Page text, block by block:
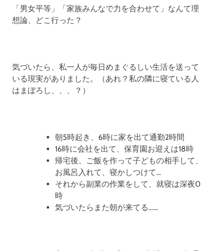
「男女平等」「家族みんなで力を合わせて」なんて理
想論、どこ行った？
気づいたら、私一人が毎日めまぐるしい生活を送って
いる現実がありました。（あれ？私の隣に寝ている人
はまぼろし、、、？）
朝5時起き、6時に家を出て通勤2時間
16時に会社を出て、保育園お迎えは18時
帰宅後、ご飯を作って子どもの相手して、
お風呂入れて、寝かしつけて…
それから副業の作業をして、就寝は深夜0
時
気づいたらまた朝が来てる……